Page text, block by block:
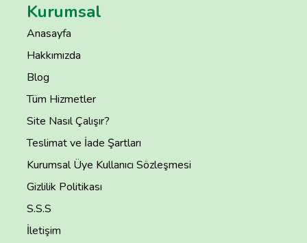
Kurumsal
Anasayfa
Hakkımızda
Blog
Tüm Hizmetler
Site Nasıl Çalışır?
Teslimat ve İade Şartları
Kurumsal Üye Kullanıcı Sözleşmesi
Gizlilik Politikası
S.S.S
İletişim